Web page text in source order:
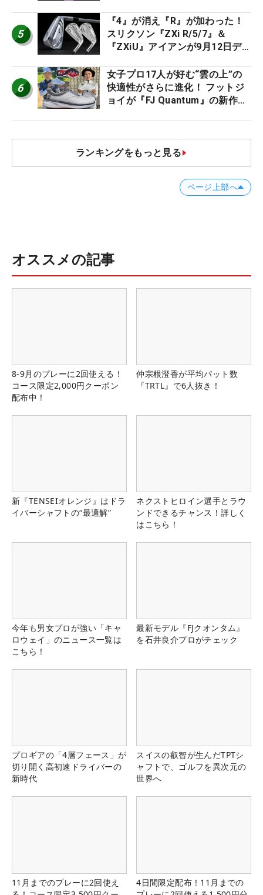
5
『4』が消え『R』が加わった！
スリクソン『ZXi R/5/7』＆
『ZXiU』アイアンが9月12日デ
6
女子プロ17人が好む“雲の上”の
快適性がさらに進化！ フットジ
ョイが『FJ Quantum』の新作を
ランキングをもっと見る
ページ上部へ
オススメの記事
8-9月のプレーに2回使える！
コース限定2,000円クーポン
配布中！
仲宗根澄香が平均パット数
『TRTL』で6人抜き！
新『TENSEIオレンジ』はドラ
イバーシャフトの“最適解”
ネクストヒロイン選手とラウ
ンドできるチャンス！詳しく
はこちら！
今年も男女プロが強い「キャ
ロウェイ」のニュース一覧は
こちら！
最新モデル『FJクオンタム』
を石井良介プロがチェック
プロギアの「4層フェース」が
切り開く高初速ドライバーの
新時代
スイスの叡智が生んだTPTシ
ャフトで、ゴルフを異次元の
世界へ
11月までのプレーに2回使え
4日間限定配布！11月までの